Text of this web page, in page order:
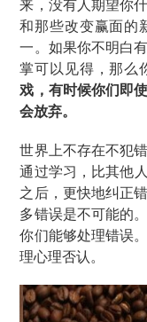
和那些改变赢面的
一。如果你不明白
掌可以见得，那么
戏，有时候你们即
会放弃。
世界上不存在不犯
通过学习，比其他
之后，更快地纠正
多错误是不可能的
你们能够处理错误
理心理否认。